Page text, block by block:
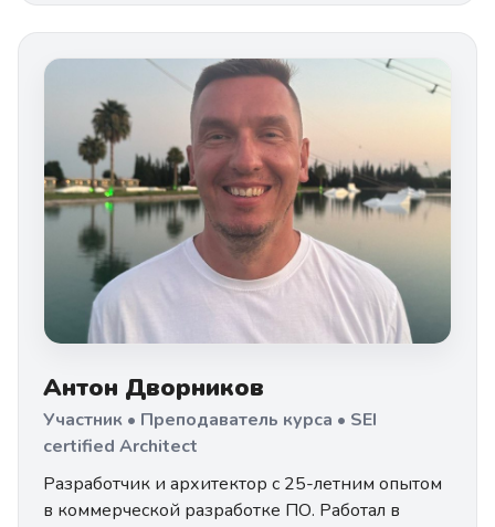
Антон Дворников
Участник • Преподаватель курса • SEI
certified Architect
Разработчик и архитектор с 25-летним опытом
в коммерческой разработке ПО. Работал в